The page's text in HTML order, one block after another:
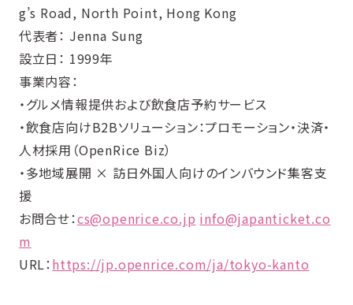
g’s Road, North Point, Hong Kong
代表者： Jenna Sung
設立日： 1999年
事業内容：
・グルメ情報提供および飲食店予約サービス
・飲食店向けB2Bソリューション：プロモーション・決済・
人材採用（OpenRice Biz）
・多地域展開 × 訪日外国人向けのインバウンド集客支
援
お問合せ：cs@openrice.co.jp info@japanticket.co
m
URL： https://jp.openrice.com/ja/tokyo-kanto